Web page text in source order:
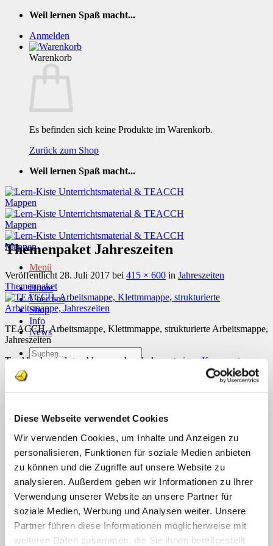
Diese Webseite verwendet Cookies
Wir verwenden Cookies, um Inhalte und Anzeigen zu
personalisieren, Funktionen für soziale Medien anbieten
zu können und die Zugriffe auf unsere Website zu
analysieren. Außerdem geben wir Informationen zu Ihrer
Verwendung unserer Website an unsere Partner für
soziale Medien, Werbung und Analysen weiter. Unsere
Partner führen diese Informationen möglicherweise mit
weiteren Daten zusammen, die Sie ihnen bereitgestellt
Zum
springen
Weil lernen Spaß macht...
Anmelden
Warenkorb
Es befinden sich keine Produkte im Warenkorb.
Zurück zum Shop
Weil lernen Spaß macht...
Menü
Home
Über uns
Shop
Info
News
Suchen
nach:
Themenpaket Jahreszeiten
Veröffentlicht 28. Juli 2017 bei 415 × 600 in Jahreszeiten
Themenpaket
TEACCH, Arbeitsmappe, Klettmmappe, strukturierte Arbeitsmappe,
Jahreszeiten
Trackbacks sind geschlossen, aber du kannst einenKommentar
posten
Weiter
Felder sind mit*markiert
Kommentar